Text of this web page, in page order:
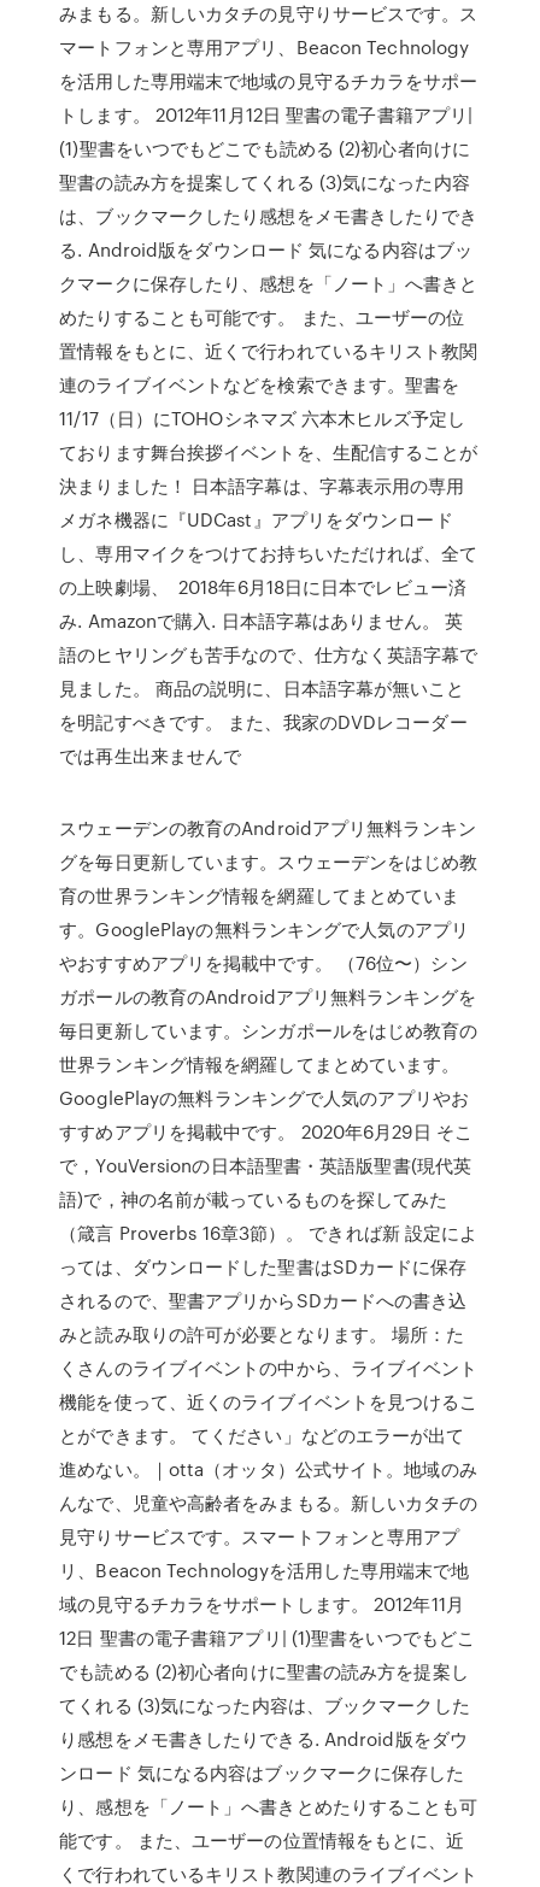
みまもる。新しいカタチの見守りサービスです。ス
マートフォンと専用アプリ、Beacon Technology
を活用した専用端末で地域の見守るチカラをサポー
トします。 2012年11月12日 聖書の電子書籍アプリ|
(1)聖書をいつでもどこでも読める (2)初心者向けに
聖書の読み方を提案してくれる (3)気になった内容
は、ブックマークしたり感想をメモ書きしたりでき
る. Android版をダウンロード 気になる内容はブッ
クマークに保存したり、感想を「ノート」へ書きと
めたりすることも可能です。 また、ユーザーの位
置情報をもとに、近くで行われているキリスト教関
連のライブイベントなどを検索できます。聖書を
11/17（日）にTOHOシネマズ 六本木ヒルズ予定し
ております舞台挨拶イベントを、生配信することが
決まりました！ 日本語字幕は、字幕表示用の専用
メガネ機器に『UDCast』アプリをダウンロード
し、専用マイクをつけてお持ちいただければ、全て
の上映劇場、 2018年6月18日に日本でレビュー済
み. Amazonで購入. 日本語字幕はありません。 英
語のヒヤリングも苦手なので、仕方なく英語字幕で
見ました。 商品の説明に、日本語字幕が無いこと
を明記すべきです。 また、我家のDVDレコーダー
では再生出来ませんで
スウェーデンの教育のAndroidアプリ無料ランキン
グを毎日更新しています。スウェーデンをはじめ教
育の世界ランキング情報を網羅してまとめていま
す。GooglePlayの無料ランキングで人気のアプリ
やおすすめアプリを掲載中です。 （76位〜）シン
ガポールの教育のAndroidアプリ無料ランキングを
毎日更新しています。シンガポールをはじめ教育の
世界ランキング情報を網羅してまとめています。
GooglePlayの無料ランキングで人気のアプリやお
すすめアプリを掲載中です。 2020年6月29日 そこ
で，YouVersionの日本語聖書・英語版聖書(現代英
語)で，神の名前が載っているものを探してみた
（箴言 Proverbs 16章3節）。 できれば新 設定によ
っては、ダウンロードした聖書はSDカードに保存
されるので、聖書アプリからSDカードへの書き込
みと読み取りの許可が必要となります。 場所：た
くさんのライブイベントの中から、ライブイベント
機能を使って、近くのライブイベントを見つけるこ
とができます。 てください」などのエラーが出て
進めない。｜otta（オッタ）公式サイト。地域のみ
んなで、児童や高齢者をみまもる。新しいカタチの
見守りサービスです。スマートフォンと専用アプ
リ、Beacon Technologyを活用した専用端末で地
域の見守るチカラをサポートします。 2012年11月
12日 聖書の電子書籍アプリ| (1)聖書をいつでもどこ
でも読める (2)初心者向けに聖書の読み方を提案し
てくれる (3)気になった内容は、ブックマークした
り感想をメモ書きしたりできる. Android版をダウ
ンロード 気になる内容はブックマークに保存した
り、感想を「ノート」へ書きとめたりすることも可
能です。 また、ユーザーの位置情報をもとに、近
くで行われているキリスト教関連のライブイベント